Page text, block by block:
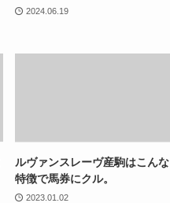
2024.06.19
ルヴァンスレーヴ産駒はこんな
特徴で馬券にクル。
2023.01.02